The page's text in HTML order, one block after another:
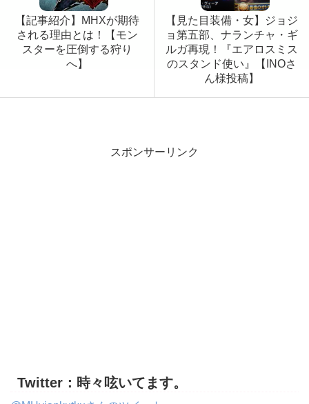
【記事紹介】MHXが期待
される理由とは！【モン
スターを圧倒する狩り
へ】
【見た目装備・女】ジョジ
ョ第五部、ナランチャ・ギ
ルガ再現！『エアロスミス
のスタンド使い』【INOさ
ん様投稿】
スポンサーリンク
Twitter：時々呟いてます。